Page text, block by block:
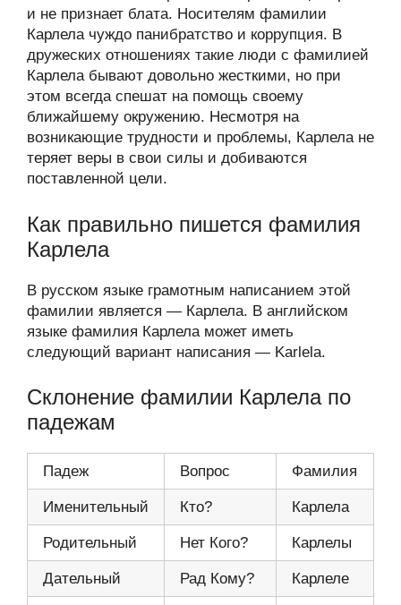
и не признает блата. Носителям фамилии
Карлела чуждо панибратство и коррупция. В
дружеских отношениях такие люди с фамилией
Карлела бывают довольно жесткими, но при
этом всегда спешат на помощь своему
ближайшему окружению. Несмотря на
возникающие трудности и проблемы, Карлела не
теряет веры в свои силы и добиваются
поставленной цели.
Как правильно пишется фамилия
Карлела
В русском языке грамотным написанием этой
фамилии является — Карлела. В английском
языке фамилия Карлела может иметь
следующий вариант написания — Karlela.
Склонение фамилии Карлела по
падежам
Падеж Вопрос Фамилия
Именительный Кто? Карлела
Родительный Нет Кого? Карлелы
Дательный Рад Кому? Карлеле